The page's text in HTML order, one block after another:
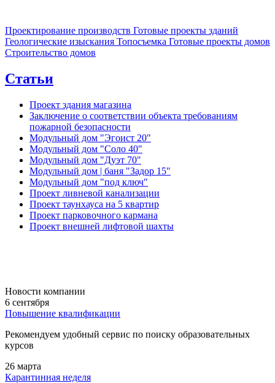
Проектирование производств Готовые проекты зданий
Геологические изыскания Топосъемка Готовые проекты домов
Строительство домов
Статьи
Проект здания магазина
Заключение о соответствии объекта требованиям
пожарной безопасности
Модульный дом "Эгоист 20"
Модульный дом "Соло 40"
Модульный дом "Дуэт 70"
Модульный дом | баня "Задор 15"
Модульный дом "под ключ"
Проект ливневой канализации
Проект таунхауса на 5 квартир
Проект парковочного кармана
Проект внешней лифтовой шахты
Новости компании
6 сентября
Повышение квалификации
Рекомендуем удобный сервис по поиску образовательных
курсов
26 марта
Карантинная неделя